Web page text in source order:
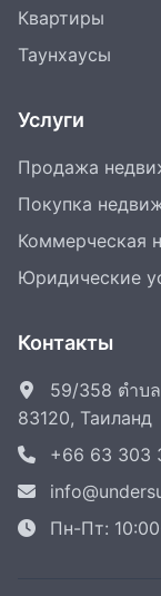
Квартиры
Таунхаусы
Услуги
Продажа
Покупка
Коммерческая
Юридические
Контакты
59/358 ตำบ
83120, Таиланд
+66 63 303
Пн-Пт: